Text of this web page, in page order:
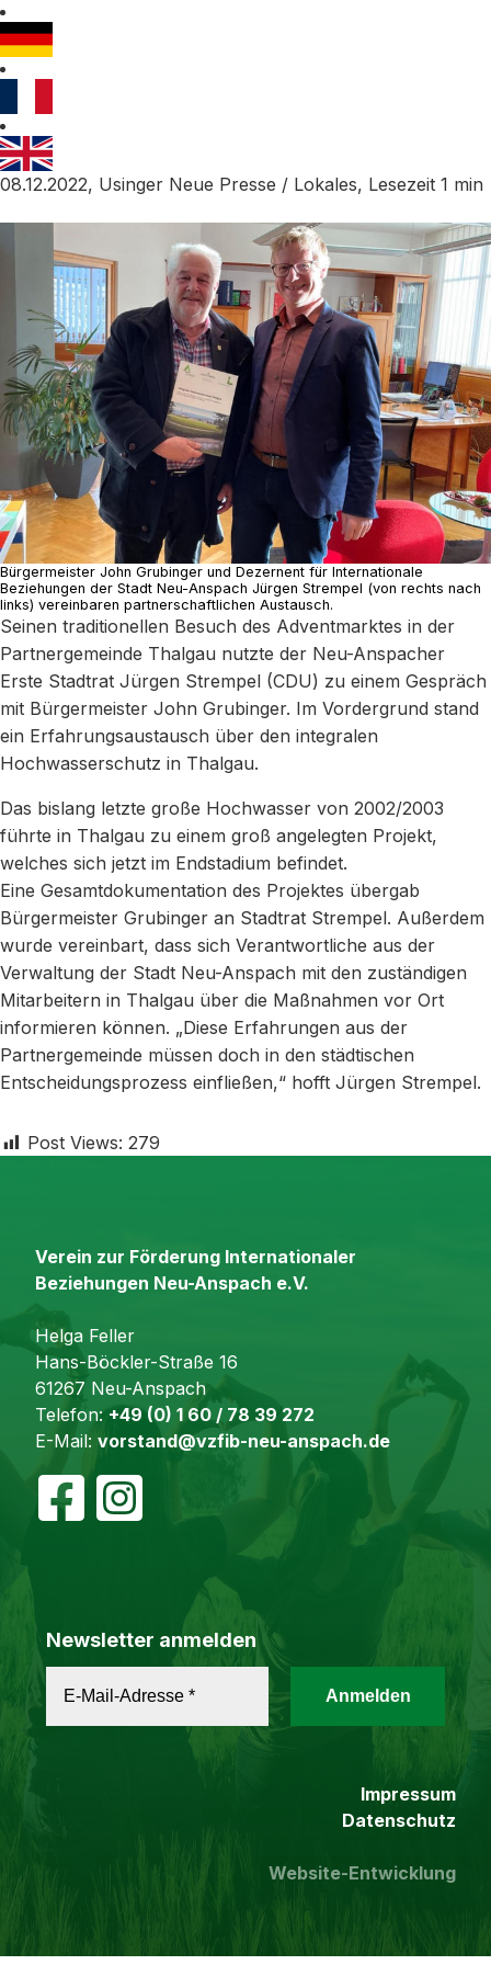
08.12.2022, Usinger Neue Presse / Lokales, Lesezeit 1 min
Bürgermeister John Grubinger und Dezernent für Internationale
Beziehungen der Stadt Neu-Anspach Jürgen Strempel (von rechts nach
links) vereinbaren partnerschaftlichen Austausch.
Seinen traditionellen Besuch des Adventmarktes in der
Partnergemeinde Thalgau nutzte der Neu-Anspacher
Erste Stadtrat Jürgen Strempel (CDU) zu einem Gespräch
mit Bürgermeister John Grubinger. Im Vordergrund stand
ein Erfahrungsaustausch über den integralen
Hochwasserschutz in Thalgau.
Das bislang letzte große Hochwasser von 2002/2003
führte in Thalgau zu einem groß angelegten Projekt,
welches sich jetzt im Endstadium befindet.
Eine Gesamtdokumentation des Projektes übergab
Bürgermeister Grubinger an Stadtrat Strempel. Außerdem
wurde vereinbart, dass sich Verantwortliche aus der
Verwaltung der Stadt Neu-Anspach mit den zuständigen
Mitarbeitern in Thalgau über die Maßnahmen vor Ort
informieren können. „Diese Erfahrungen aus der
Partnergemeinde müssen doch in den städtischen
Entscheidungsprozess einfließen,“ hofft Jürgen Strempel.
Post Views: 279
Verein zur Förderung Internationaler
Beziehungen Neu-Anspach e.V.
Helga Feller
Hans-Böckler-Straße 16
61267 Neu-Anspach
Telefon: +49 (0) 1 60 / 78 39 272
E-Mail: vorstand@vzfib-neu-anspach.de
Newsletter anmelden
Impressum
Datenschutz
Website-Entwicklung